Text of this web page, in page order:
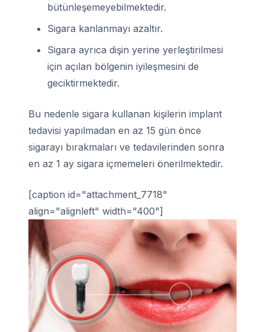
bütünleşemeyebilmektedir.
Sigara kanlanmayı azaltır.
Sigara ayrıca dişin yerine yerleştirilmesi
için açılan bölgenin iyileşmesini de
geciktirmektedir.
Bu nedenle sigara kullanan kişilerin implant
tedavisi yapılmadan en az 15 gün önce
sigarayı bırakmaları ve tedavilerinden sonra
en az 1 ay sigara içmemeleri önerilmektedir.
[caption id="attachment_7718"
align="alignleft" width="400"]